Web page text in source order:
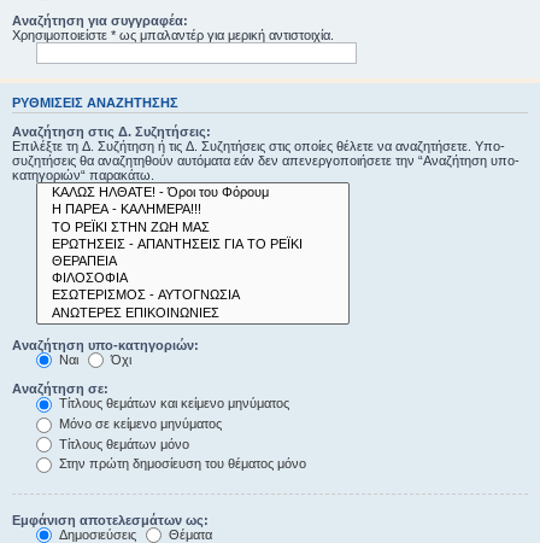
Αναζήτηση για συγγραφέα:
Χρησιμοποιείστε * ως μπαλαντέρ για μερική αντιστοιχία.
ΡΥΘΜΊΣΕΙΣ ΑΝΑΖΉΤΗΣΗΣ
Αναζήτηση στις Δ. Συζητήσεις:
Επιλέξτε τη Δ. Συζήτηση ή τις Δ. Συζητήσεις στις οποίες θέλετε να αναζητήσετε. Υπο-
συζητήσεις θα αναζητηθούν αυτόματα εάν δεν απενεργοποιήσετε την “Αναζήτηση υπο-
κατηγοριών“ παρακάτω.
Αναζήτηση υπο-κατηγοριών:
Ναι
Όχι
Αναζήτηση σε:
Τίτλους θεμάτων και κείμενο μηνύματος
Μόνο σε κείμενο μηνύματος
Τίτλους θεμάτων μόνο
Στην πρώτη δημοσίευση του θέματος μόνο
Εμφάνιση αποτελεσμάτων ως:
Δημοσιεύσεις
Θέματα